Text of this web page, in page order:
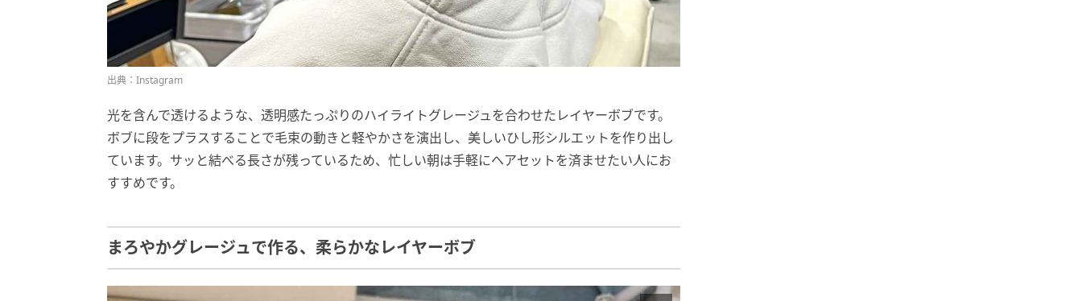
出典：Instagram
光を含んで透けるような、透明感たっぷりのハイライトグレージュを合わせたレイヤーボブです。
ボブに段をプラスすることで毛束の動きと軽やかさを演出し、美しいひし形シルエットを作り出し
ています。サッと結べる長さが残っているため、忙しい朝は手軽にヘアセットを済ませたい人にお
すすめです。
まろやかグレージュで作る、柔らかなレイヤーボブ